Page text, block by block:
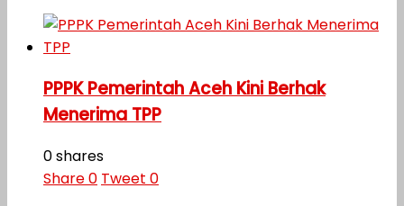
PPPK Pemerintah Aceh Kini Berhak
Menerima TPP
0 shares
Share0 Tweet 0